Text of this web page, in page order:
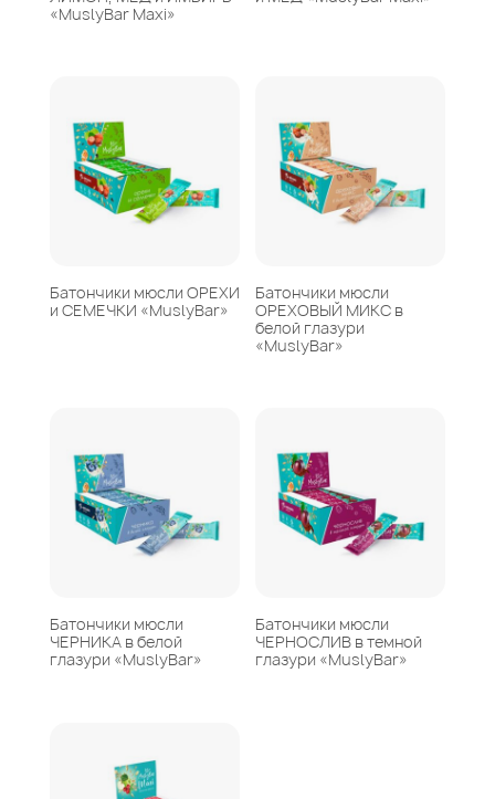
«MuslyBar Maxi»
Батончики мюсли ОРЕХИ
и СЕМЕЧКИ «MuslyBar»
Батончики мюсли
ОРЕХОВЫЙ МИКС в
белой глазури
«MuslyBar»
Батончики мюсли
ЧЕРНИКА в белой
глазури «MuslyBar»
Батончики мюсли
ЧЕРНОСЛИВ в темной
глазури «MuslyBar»